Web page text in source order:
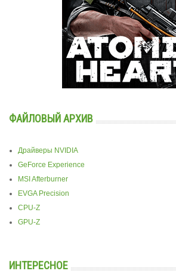
ФАЙЛОВЫЙ АРХИВ
Драйверы NVIDIA
GeForce Experience
MSI Afterburner
EVGA Precision
CPU-Z
GPU-Z
ИНТЕРЕСНОЕ